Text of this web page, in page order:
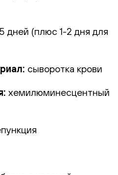
5 дней (плюс 1-2 дня для
сыворотка крови
хемилюминесцентный